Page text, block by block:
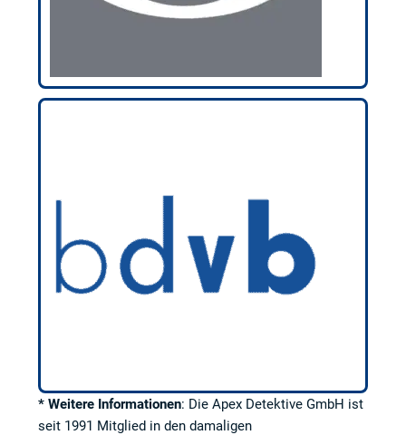
* Weitere Informationen: Die Apex Detektive GmbH ist
seit 1991 Mitglied in den damaligen